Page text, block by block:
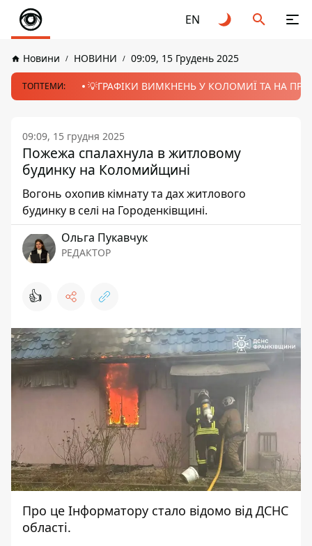
EN
Новини НОВИНИ 09:09, 15 Грудень 2025
ТОПТЕМИ: 💡ГРАФІКИ ВИМКНЕНЬ У КОЛОМИЇ ТА НА
09:09, 15 грудня 2025
Пожежа спалахнула в житловому
будинку на Коломийщині
Вогонь охопив кімнату та дах житлового
будинку в селі на Городенківщині.
Ольга Пукавчук
РЕДАКТОР
👍
Про це Інформатору стало відомо від ДСНС
області.